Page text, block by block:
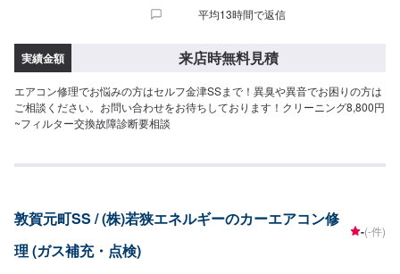
平均13時間で返信
実績金額 来店時無料見積
エアコン修理でお悩みの方はセルフ金津SSまで！異臭や異音でお困りの方は
ご相談ください。お問い合わせをお待ちしております！クリーニング8,800円
~フィルター交換故障診断要相談
敦賀元町SS / (株)若狭エネルギーのカーエアコン修
理 (ガス補充・点検)
-(-件)